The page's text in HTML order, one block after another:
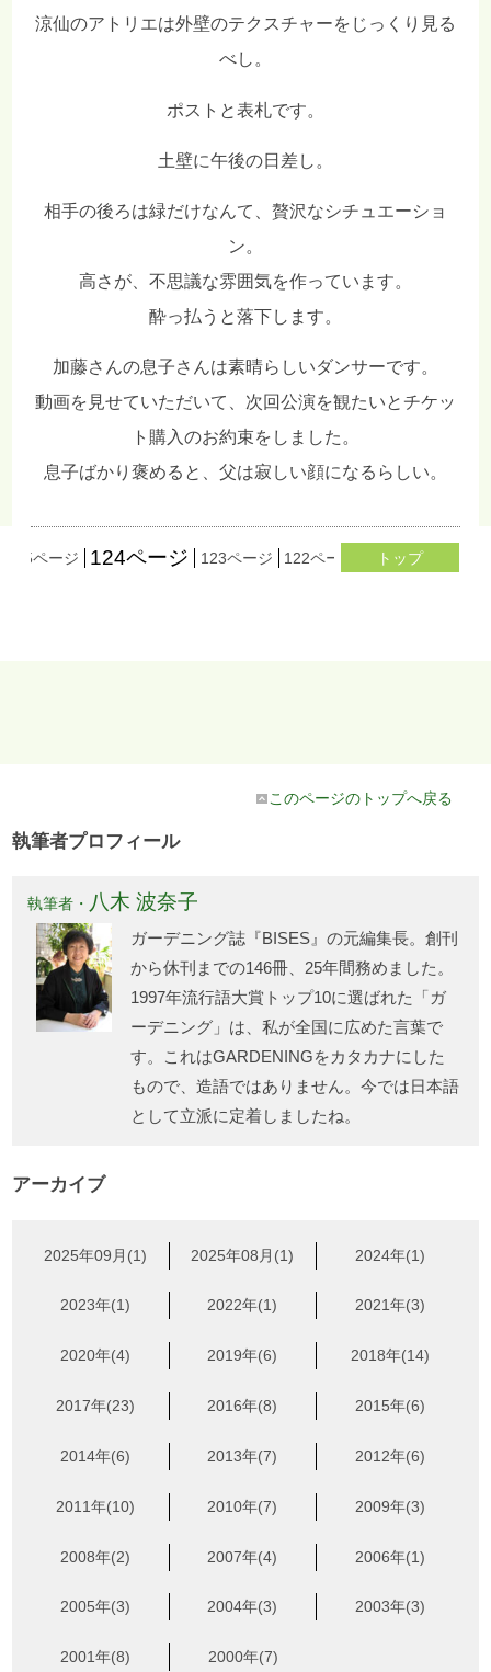
涼仙のアトリエは外壁のテクスチャーをじっくり見る
べし。
ポストと表札です。
土壁に午後の日差し。
相手の後ろは緑だけなんて、贅沢なシチュエーショ
ン。
高さが、不思議な雰囲気を作っています。
酔っ払うと落下します。
加藤さんの息子さんは素晴らしいダンサーです。
動画を見せていただいて、次回公演を観たいとチケッ
ト購入のお約束をしました。
息子ばかり褒めると、父は寂しい顔になるらしい。
125ページ 124ページ 123ページ 122ページ 121ページ
トップ
このページのトップへ戻る
執筆者プロフィール
執筆者・ 八木 波奈子
ガーデニング誌『BISES』の元編集長。創刊
から休刊までの146冊、25年間務めました。
1997年流行語大賞トップ10に選ばれた「ガ
ーデニング」は、私が全国に広めた言葉で
す。これはGARDENINGをカタカナにした
もので、造語ではありません。今では日本語
として立派に定着しましたね。
アーカイブ
2025年09月(1) 2025年08月(1) 2024年(1)
2023年(1) 2022年(1) 2021年(3)
2020年(4) 2019年(6) 2018年(14)
2017年(23) 2016年(8) 2015年(6)
2014年(6) 2013年(7) 2012年(6)
2011年(10) 2010年(7) 2009年(3)
2008年(2) 2007年(4) 2006年(1)
2005年(3) 2004年(3) 2003年(3)
2001年(8) 2000年(7)